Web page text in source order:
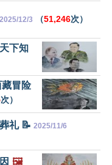
2025/12/3 （51,246次）
下知
冒险
次）
礼 📝 2025/11/6
🖼️